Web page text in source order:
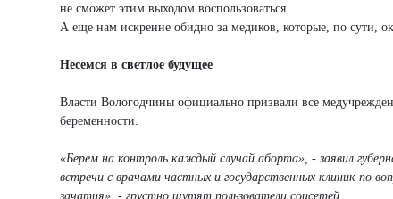
не сможет этим выходом воспользоваться.
А еще нам искренне обидно за медиков, которые, по сути,
Несемся в светлое будущее
Власти Вологодчины официально призвали все
беременности.
«Берем на контроль каждый случай аборта», - заявил
встречи с врачами частных и государственных клиник по
зачатия», - грустно шутят пользователи соцсетей.